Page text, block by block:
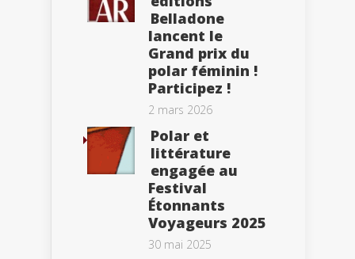
Belladone
lancent le
Grand prix du
polar féminin !
Participez !
2 mars 2026
Polar et
littérature
engagée au
Festival
Étonnants
Voyageurs 2025
30 mai 2025